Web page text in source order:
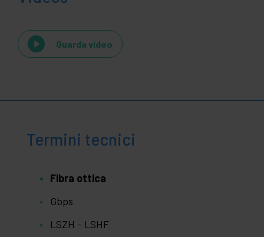
Guarda video
Termini tecnici
Fibra ottica
Gbps
LSZH - LSHF